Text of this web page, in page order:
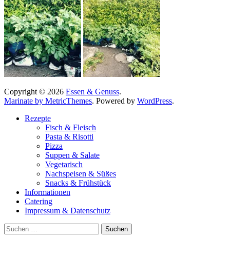
Copyright © 2026 Essen & Genuss.
Marinate by MetricThemes. Powered by WordPress.
Rezepte
Fisch & Fleisch
Pasta & Risotti
Pizza
Suppen & Salate
Vegetarisch
Nachspeisen & Süßes
Snacks & Frühstück
Informationen
Catering
Impressum & Datenschutz
Suche
nach: